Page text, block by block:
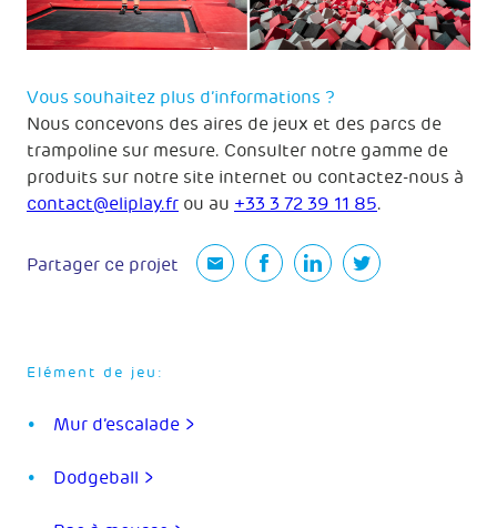
Vous souhaitez plus d’informations ?
Nous concevons des aires de jeux et des parcs de
trampoline sur mesure. Consulter notre gamme de
produits sur notre site internet ou contactez-nous à
contact@eliplay.fr ou au +33 3 72 39 11 85.
Partager ce projet
Elément de jeu:
Mur d’escalade >
Dodgeball >